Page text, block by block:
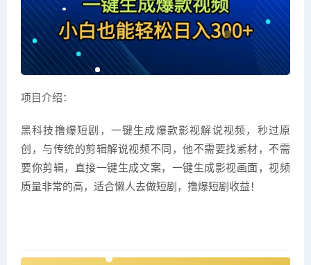
项目介绍：
黑科技撸爆短剧，一键生成爆款影视解说视频，秒过原
创，与传统的剪辑解说视频不同，他不需要找素材，不需
要你剪辑，直接一键生成文案，一键生成影视画面，视频
质量非常的高，适合懒人去做短剧，撸爆短剧收益！